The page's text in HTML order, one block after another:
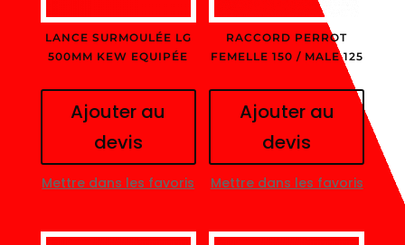
LANCE SURMOULÉE LG
500MM KEW EQUIPÉE
Ajouter au
devis
Mettre dans les favoris
RACCORD PERROT
FEMELLE 150 / MALE 125
Ajouter au
devis
Mettre dans les favoris